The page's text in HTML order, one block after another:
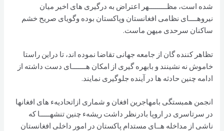
شده است، مظـــــــــهر اعتراض به درگيری های اخير ميان
نيروهــــای نظامی افغانستان وپاکستان بوده وگويای صريح خشم
ساکنان سرحدی ميهن ماست.
تظاهر کننده گان از جامعه جهانی تقاضا نموده اند، تا دراين راستا
خاموش نه نشينند و بابهره گيری از امکان هـــــــای دست داشته از
ادامه چنين حادثه ها در آينده جلوگيری نمايند.
انجمن همبستگی بامهاجرین افغان و شماری ازاتحاديهء های افغانها
در سرتاسری در اروپا بادرنظر داشت ريشهء چنين تنشهـــــا که
ناشی از مداخله هــای مستدام پاکستان در امور داخلی افغانستان